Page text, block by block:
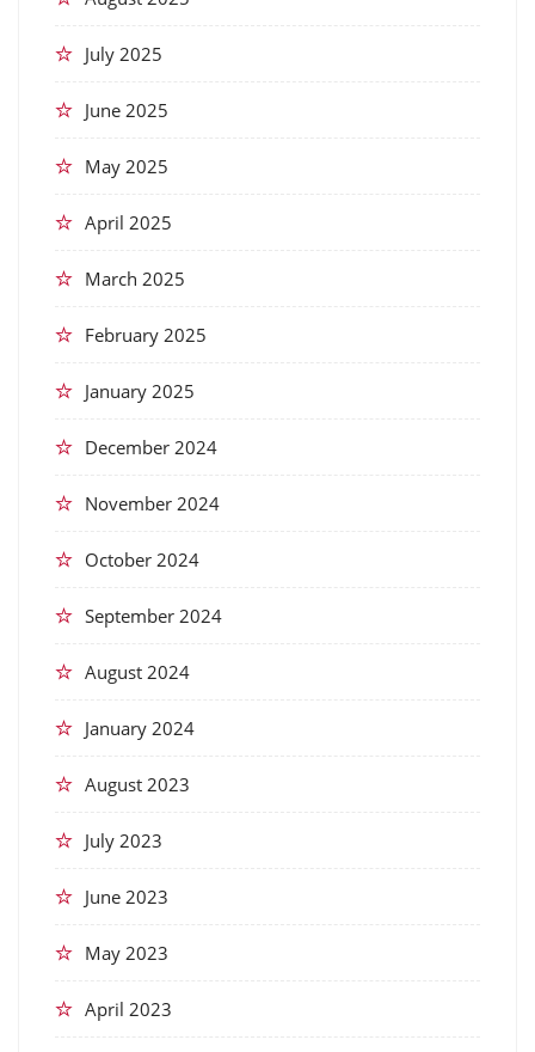
July 2025
June 2025
May 2025
April 2025
March 2025
February 2025
January 2025
December 2024
November 2024
October 2024
September 2024
August 2024
January 2024
August 2023
July 2023
June 2023
May 2023
April 2023